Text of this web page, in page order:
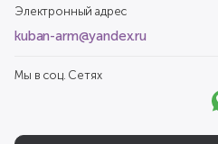
Электронный адрес
kuban-arm@yandex.ru
Мы в соц. Сетях